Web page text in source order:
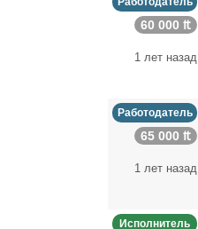
60 000 ₶
1 лет назад
Работодатель
65 000 ₶
1 лет назад
Исполнитель